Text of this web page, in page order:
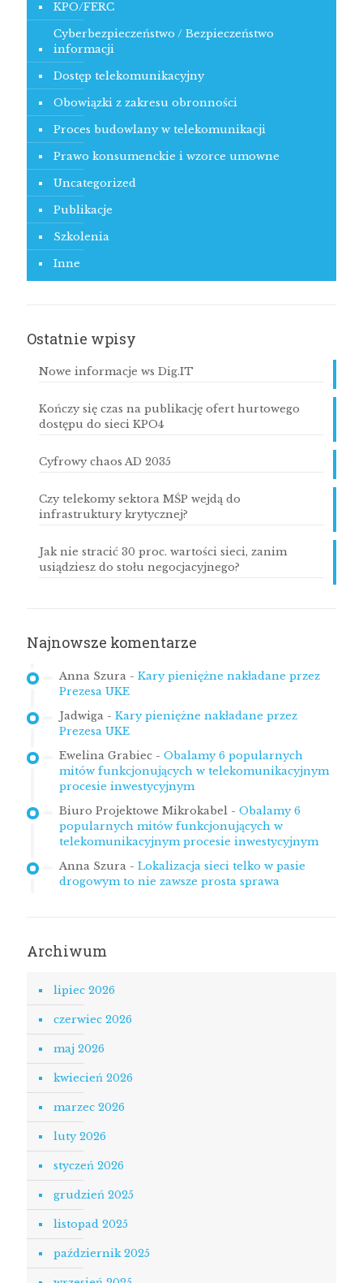
KPO/FERC
Cyberbezpieczeństwo / Bezpieczeństwo
informacji
Dostęp telekomunikacyjny
Obowiązki z zakresu obronności
Proces budowlany w telekomunikacji
Prawo konsumenckie i wzorce umowne
Uncategorized
Publikacje
Szkolenia
Inne
Ostatnie wpisy
Nowe informacje ws Dig.IT
Kończy się czas na publikację ofert hurtowego
dostępu do sieci KPO4
Cyfrowy chaos AD 2035
Czy telekomy sektora MŚP wejdą do
infrastruktury krytycznej?
Jak nie stracić 30 proc. wartości sieci, zanim
usiądziesz do stołu negocjacyjnego?
Najnowsze komentarze
Anna Szura - Kary pieniężne nakładane przez
Prezesa UKE
Jadwiga - Kary pieniężne nakładane przez
Prezesa UKE
Ewelina Grabiec - Obalamy 6 popularnych
mitów funkcjonujących w telekomunikacyjnym
procesie inwestycyjnym
Biuro Projektowe Mikrokabel - Obalamy 6
popularnych mitów funkcjonujących w
telekomunikacyjnym procesie inwestycyjnym
Anna Szura - Lokalizacja sieci telko w pasie
drogowym to nie zawsze prosta sprawa
Archiwum
lipiec 2026
czerwiec 2026
maj 2026
kwiecień 2026
marzec 2026
luty 2026
styczeń 2026
grudzień 2025
listopad 2025
październik 2025